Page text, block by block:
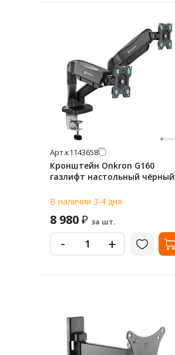
Арт.к1143658
Кронштейн Onkron G160
газлифт настольный чёрный
В наличии 3-4 дня
8 980₽ за шт.
- +